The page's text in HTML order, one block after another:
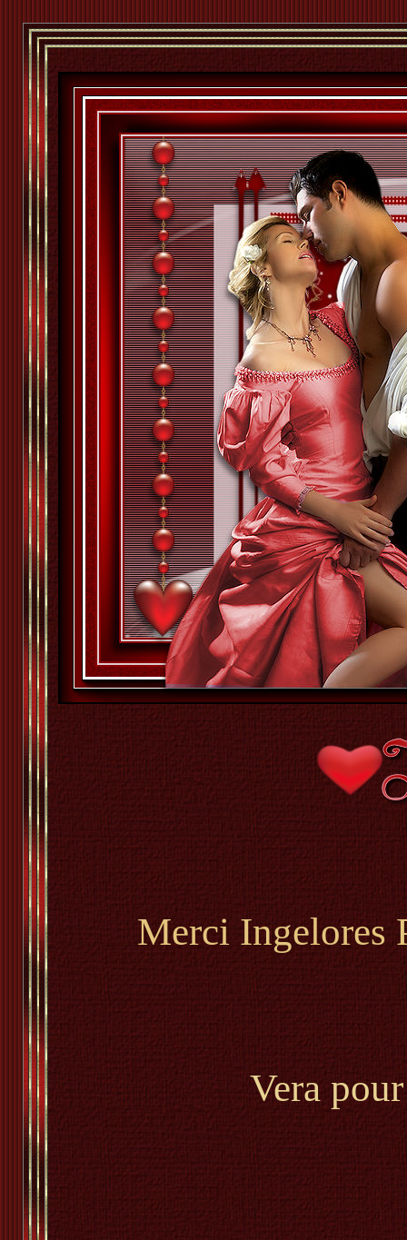
Merci Ingelores
Vera